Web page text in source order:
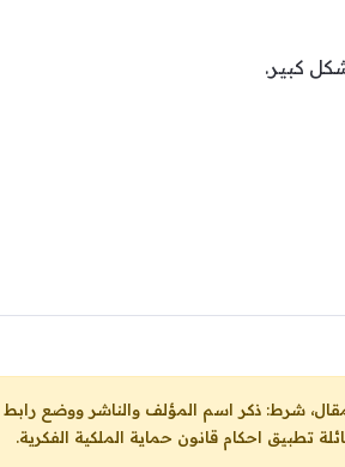
كبير.
تطبيق احكام قانون حماية الملكية الفكرية.